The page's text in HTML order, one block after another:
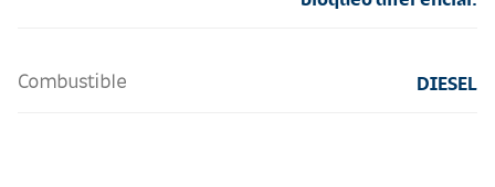
Combustible DIESEL